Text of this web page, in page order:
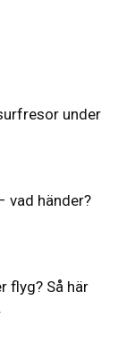
under
vad händer?
flyg? Så här